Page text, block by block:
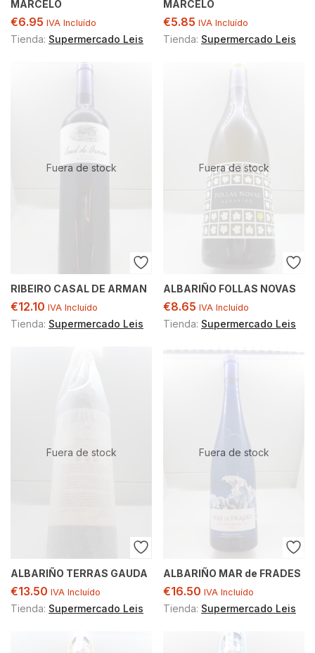
MARCELO
€6.95 IVA Incluído
Tienda: Supermercado Leis
MARCELO
€5.85 IVA Incluído
Tienda: Supermercado Leis
Fuera de stock
RIBEIRO CASAL DE ARMAN
€12.10 IVA Incluído
Tienda: Supermercado Leis
Fuera de stock
ALBARIÑO FOLLAS NOVAS
€8.65 IVA Incluído
Tienda: Supermercado Leis
Fuera de stock
ALBARIÑO TERRAS GAUDA
€13.50 IVA Incluído
Tienda: Supermercado Leis
Fuera de stock
ALBARIÑO MAR de FRADES
€16.50 IVA Incluído
Tienda: Supermercado Leis